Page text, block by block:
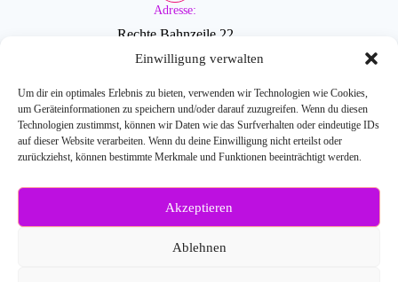
Einwilligung verwalten
Um dir ein optimales Erlebnis zu bieten, verwenden wir Technologien wie Cookies,
um Geräteinformationen zu speichern und/oder darauf zuzugreifen. Wenn du diesen
Technologien zustimmst, können wir Daten wie das Surfverhalten oder eindeutige IDs
auf dieser Website verarbeiten. Wenn du deine Einwilligung nicht erteilst oder
zurückziehst, können bestimmte Merkmale und Funktionen beeinträchtigt werden.
Akzeptieren
Ablehnen
Adresse:
Rechte Bahnzeile 22
Öffnungszeiten:
Weitere Fragen?
Kontaktiere uns: